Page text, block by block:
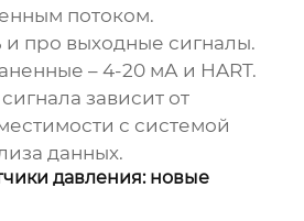
потоком.
и про выходные сигналы.
– 4-20 мА и HART.
зависит от
с системой
данных.
давления: новые